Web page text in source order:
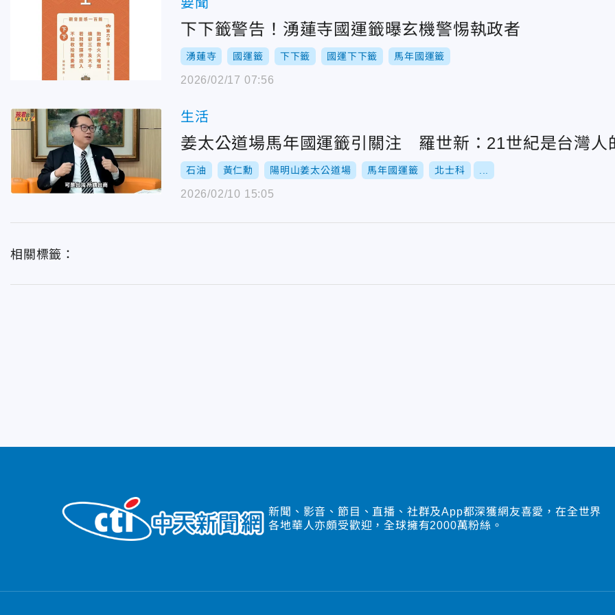
下下籤警告！湧蓮寺國運籤曝玄機警惕執政者
湧蓮寺 國運籤 下下籤 國運下下籤 馬年國運籤
2026/02/17 07:56
生活
姜太公道場馬年國運籤引關注 羅世新：21世紀是台灣人
石油 黃仁勳 陽明山姜太公道場 馬年國運籤 北士科
2026/02/10 15:05
相關標籤：
新聞、影音、節目、直播、社群及App都深獲網友喜愛，在全世界
各地華人亦頗受歡迎，全球擁有2000萬粉絲。